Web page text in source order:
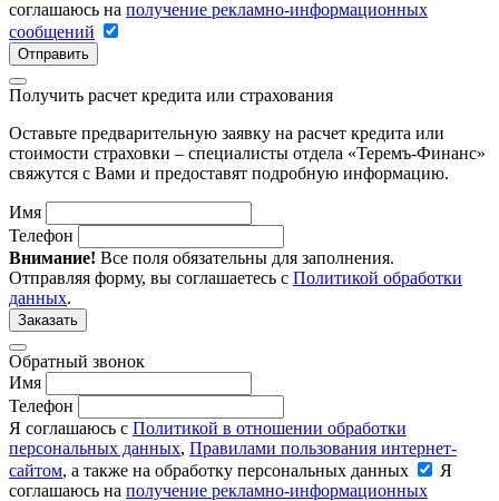
соглашаюсь на получение рекламно-информационных
сообщений
Отправить
Получить расчет кредита или страхования
Оставьте предварительную заявку на расчет кредита или
стоимости страховки – специалисты отдела «Теремъ-Финанс»
свяжутся с Вами и предоставят подробную информацию.
Имя
Телефон
Внимание! Все поля обязательны для заполнения.
Отправляя форму, вы соглашаетесь с Политикой обработки
данных.
Заказать
Обратный звонок
Имя
Телефон
Я соглашаюсь с Политикой в отношении обработки
персональных данных, Правилами пользования интернет-
сайтом, а также на обработку персональных данных
Я
соглашаюсь на получение рекламно-информационных